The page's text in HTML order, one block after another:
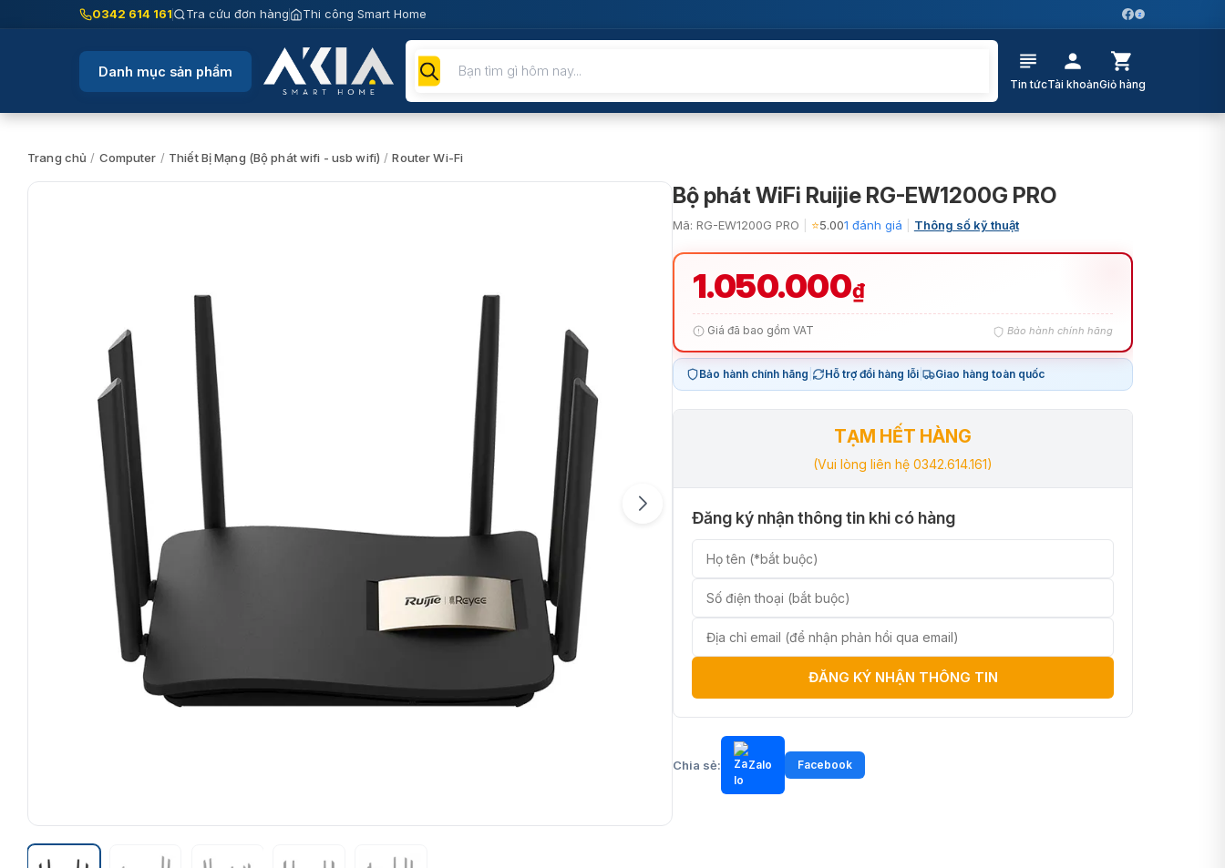
0342 614 161 Tra cứu đơn hàng Thi công Smart Home Z
Danh mục sản phẩm
Tìm
kiếm
sản
phẩm
Tin tứcTài khoảnGiỏ hàng
Trang chủ / Computer / Thiết Bị Mạng (Bộ phát wifi - usb wifi) /Router Wi-Fi
Bộ phát WiFi Ruijie RG-EW1200G PRO
Mã: RG-EW1200G PRO ⭐5.001 đánh giá Thông số kỹ thuật
1.050.000₫
Giá đã bao gồm VAT Bảo hành chính hãng
Bảo hành chính hãng Hỗ trợ đổi hàng lỗi| Giao hàng toàn quốc
TẠM HẾT HÀNG
(Vui lòng liên hệ 0342.614.161)
Đăng ký nhận thông tin khi có hàng
ĐĂNG KÝ NHẬN THÔNG TIN
Chia sẻ: Zalo Facebook